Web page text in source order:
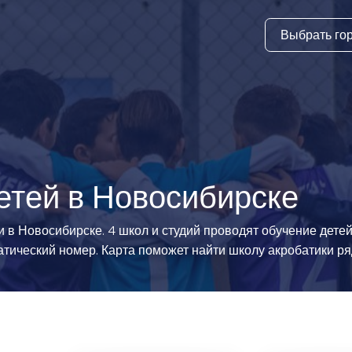
виды
спорт
спорта
Выбрать
в Новосибирске
Новосибирске. 4 школ и студий проводят обучение
номер. Карта поможет найти школу акробатики